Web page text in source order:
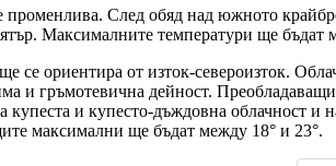
променлива. След обяд над южното
Максималните температури ще
се ориентира от изток-североизток.
и гръмотевична дейност.
купеста и купесто-дъждовна облачност
максимални ще бъдат между 18° и 23°.